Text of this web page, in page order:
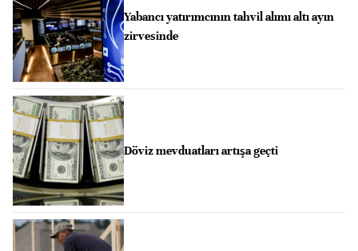
Yabancı yatırımcının tahvil alımı altı ayın
zirvesinde
Döviz mevduatları artışa geçti